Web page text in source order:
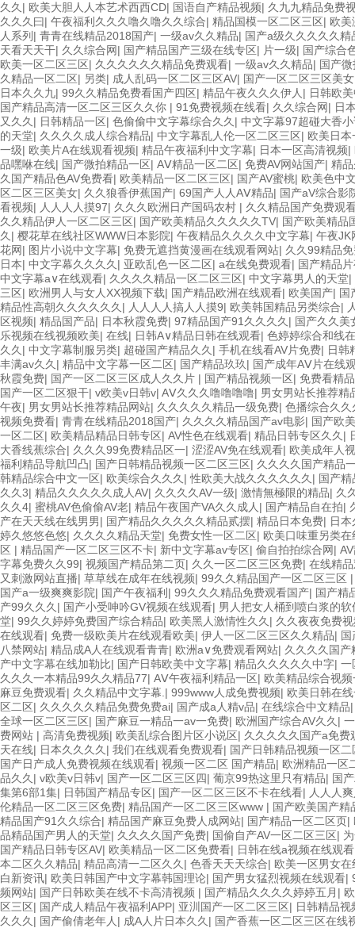
久久 | 欧美大胆人人本艺术西西CD| 国语自产精品视频| 久九九精品免费
久久久曰| 午夜福利久久久噜久噜久久综合| 精品国模一区二区三区| 欧美
人系列 | 青青在线精品2018国产| 一级av久久精品| 国产a级久久久久久精
天看天天干| 久久综合网| 国产精品国产三级在线专区| 片一级| 国产综合
欧美一区二区三区| 久久久久久久精品免费观看| 一级av久久精品| 国产
久精品一区二区| 另类| 成人乱码一区二区三区AV| 国产一区二区三区美女
日本久久九| 99久久精品免费看国产四区| 精品午夜久久久伊人 | 日韩欧
国产精品高清一区二区三区久久你 | 91免费视频在线看| 久久综合网| 日
又久久 | 日韩精品一区| 色偷偷中文字幕综合久久 | 中文字幕97超碰大香
的天堂| 久久久久成人综合精品| 中文字幕乱人伦一区二区三区| 欧美日
一级| 欧美片A在线观看视频| 精品午夜福利中文字幕| 日本一区高清视频|
品嘿咻在线| 国产微拍精品一区| AⅤ精品一区二区| 免费AV网站国产| 精
久国产精品色AV免费看| 欧美精品一区二区三区| 国产AV蜜桃| 欧美色中
区二区三区美女| 久久狼香伊蕉国产| 69国产人人AⅤ精品| 国产aV综合影
看视频| 人人人人摸97| 久久久欧洲日产国码农村 | 久久精品国产免费观
久久精品伊人一区二区三区| 国产欧美精品久久久久久TV| 国产欧美精品
久 | 樱花草在线社区WWW日本影院| 午夜精品久久久久中文字幕| 午夜JK
花网| 图片小说中文字幕| 免费无遮挡黄漫画在线观看网站| 久久99精品
日本| 中文字幕久久久久 | 亚欧乱色一区二区| a在线免费观看| 国产精品
中文字幕a∨在线观看| 久久久久精品一区二区三区| 中文字幕男人的天堂|
三区| 欧洲男人与女人XX视频下载| 国产精品欧洲在线观看| 欧美国产| 国
精品性高朝久久久久久久 | 人人人人搞人人摸9| 欧美韩国精品另类综合|
区视频| 精品国产品| 日本秋霞免费| 97精品国产91久久久久 | 国产久久美
乐视频在线视频欧美| 在线| 日韩A∨精品日韩在线观看| 色婷婷综合和线
久久 | 中文字幕制服另类| 超碰国产精品久久 | 手机在线看AV片免费| 日韩
丰满av久久 | 精品中文字幕一区二区| 国产精品玖玖| 国产成年AⅤ片在线
秋霞免费| 国产一区二区三区成人久久片 | 国产精品视频一区| 免费看精
国产一区二区狠干| v欧美v日韩v| AⅤ久久久噜噜噜噜| 男女男站长推荐精
午夜| 男女男站长推荐精品网站| 久久久久久精品一级免费| 色播综合久久
视频免费看| 青青在线精品2018国产| 久久久久精品国产av电影| 国产欧
一区二区| 欧美精品精品日韩专区| AV性色在线观看| 精品日韩专区久久 |
大香线蕉综合| 久久久99免费精品区一| 涩涩AV免在线观看| 欧美成年人
福利精品导航凹凸| 国产日韩精品视频一区二区三区| 久久久久国产精品
韩精品综合中文一区| 欧美综合久久久 |性欧美大战久久久久久久 | 国产
久久3| 精品久久久久久成人AV| 久久久久AV一级| 激情無極限的精品| 久
久久4| 蜜桃AV色偷偷AV老| 精品午夜国产VA久久成人 | 国产精品自在拍|
产在天天线在线男男| 国产精品久久久久久精品贰摆| 精品日本免费| 日
婷久悠悠色悠| 久久久久精品天堂| 免费女性一区二区| 欧美口味重另类在
区 | 精品国产一区二区三区不卡| 新中文字幕av专区| 偷自拍拍综合网|
字幕免费久久99| 视频国产精品第二页| 久久一区二区三区免费| 在线精
又刺激网站直播| 草草线在成年在线视频| 99久久精品国产一区二区三区
国产a一级爽爽影院| 国产午夜福利 | 99久久久精品免费观看国产| 国产精
产99久久久 | 国产小受呻吟GV视频在线观看| 男人把女人桶到喷白浆的
堂| 99久久婷婷免费国产综合精品| 欧美黑人激情性久久 | 久久夜夜免费
在线观看| 免费一级欧美片在线观看欧美| 伊人一区二区三区久久精品|
八禁网站| 精品成A人在线观看青青| 欧洲a∨免费观看网站| 久久久久国产
产中文字幕在线加勒比| 国产日韩欧美中文字幕| 精品久久久久久中字| 一
久久久一本精品99久久精品77| AⅤ午夜福利精品一区| 欧美精品综合视
麻豆免费观看| 久久精品中文字幕. | 999www人成免费视频| 欧美日韩在
区二区| 久久久久久精品免费免费ai| 国产成a人精v品| 在线综合中文精品
全球一区二区三区| 国产麻豆一精品一av一免费| 欧洲国产综合AV久久 |
费网站 | 高清免费视频| 欧美乱综合图片区小说区| 久久久久久国产a免费
天在线| 日本久久久久 | 我们在线观看免费观看| 国产日韩精品视频一区二
国产日产成人免费视频在线观看| 视频一区二区 国产精品| 欧洲精品一区
品久久 | v欧美v日韩v| 国产一区二区三区四| 葡京99热这里只有精品| 国
集第6部1集| 日韩国产精品专区| 国产一区二区三区不卡在线看| 人人人
伦精品一区二区三区免费| 精品国产一区二区三区www | 国产欧美国产精
精品国产91久久综合| 精品国产麻豆免费人成网站| 国产精品一区二区页|
品精品国产男人的天堂| 久久久久国产免费| 国偷自产AV一区二区三区|
国产精品日韩专区AV| 欧美精品一区二区免费看| 日韩在线a视频在线观看
本二区久久精品| 精品高清一二区久久 | 色香天天天综合| 欧美一区男女在
白新资讯| 欧美日韩国产中文字幕韩国理论| 国产男女猛烈视频在线观看|
频网站| 国产日韩欧美在线不卡高清视频 | 国产精品久久久久婷婷五月 |
区三区| 国产成人精品午夜福利APP| 亚汌国产一区二区三区| 日韩精品视
久久久 | 国产偷倩老年人 | 成A人片日本久久 | 国产香蕉一区二区三区在线